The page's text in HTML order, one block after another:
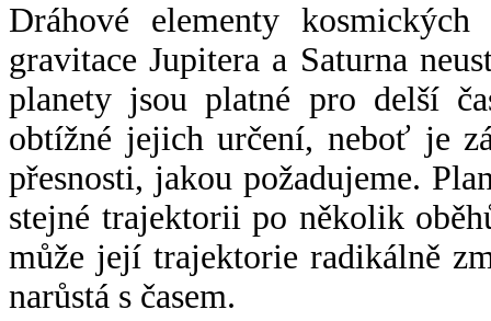
Dráhové elementy
gravitace Jupitera a Saturna
planety jsou platné pro delší
obtížné jejich určení, neboť je
přesnosti, jakou požadujeme.
stejné trajektorii po několik
může její trajektorie radikálně
narůstá s časem.